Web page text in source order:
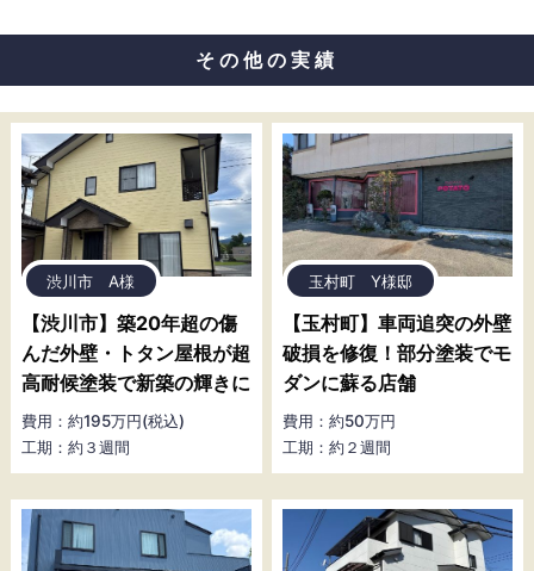
その他の実績
渋川市 A様
【渋川市】築20年超の傷
んだ外壁・トタン屋根が超
高耐候塗装で新築の輝きに
費用：約195万円(税込)
工期：約３週間
玉村町 Y様邸
【玉村町】車両追突の外壁
破損を修復！部分塗装でモ
ダンに蘇る店舗
費用：約50万円
工期：約２週間